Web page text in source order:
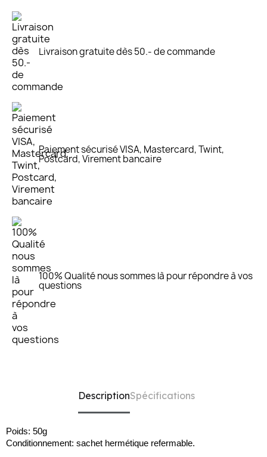
Livraison gratuite dès 50.- de commande
Paiement sécurisé VISA, Mastercard, Twint,
Postcard, Virement bancaire
100% Qualité nous sommes là pour répondre à vos
questions
DescriptionSpécifications
Poids: 50g
Conditionnement: sachet hermétique refermable.